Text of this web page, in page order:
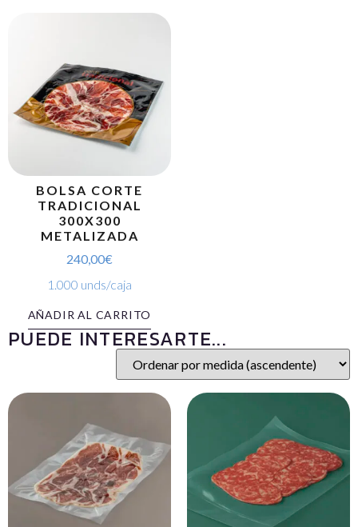
BOLSA CORTE
TRADICIONAL
300X300
METALIZADA
240,00€
1.000 unds/caja
AÑADIR AL CARRITO
PUEDE INTERESARTE...